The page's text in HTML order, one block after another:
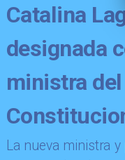
Catalina
designada
ministra
La nueva ministra